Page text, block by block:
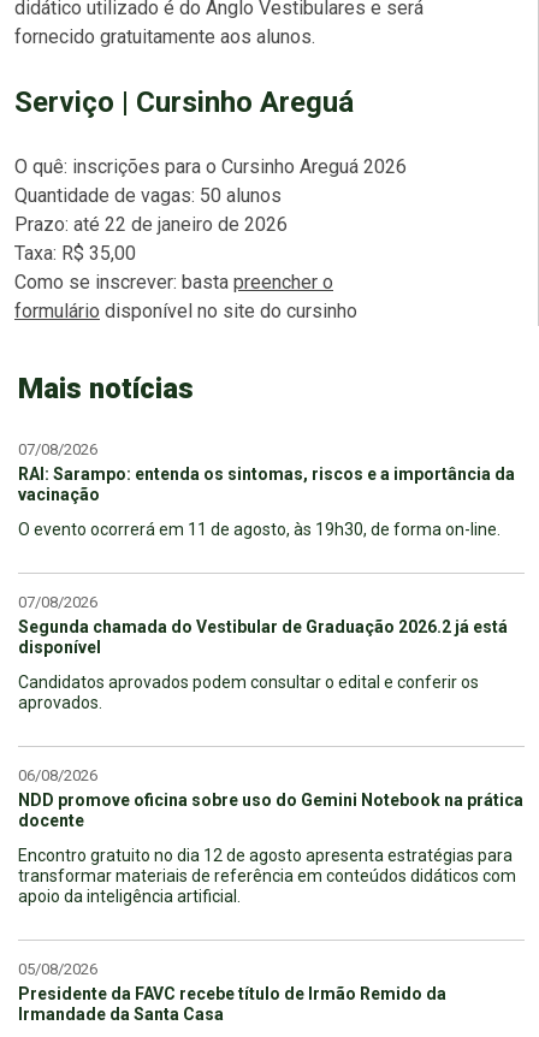
didático utilizado é do Anglo Vestibulares e será
fornecido gratuitamente aos alunos.
Serviço | Cursinho Areguá
O quê: inscrições para o Cursinho Areguá 2026
Quantidade de vagas: 50 alunos
Prazo: até 22 de janeiro de 2026
Taxa: R$ 35,00
Como se inscrever: basta preencher o
formulário disponível no site do cursinho
Mais notícias
07/08/2026
RAI: Sarampo: entenda os sintomas, riscos e a importância da
vacinação
O evento ocorrerá em 11 de agosto, às 19h30, de forma on-line.
07/08/2026
Segunda chamada do Vestibular de Graduação 2026.2 já está
disponível
Candidatos aprovados podem consultar o edital e conferir os
aprovados.
06/08/2026
NDD promove oficina sobre uso do Gemini Notebook na prática
docente
Encontro gratuito no dia 12 de agosto apresenta estratégias para
transformar materiais de referência em conteúdos didáticos com
apoio da inteligência artificial.
05/08/2026
Presidente da FAVC recebe título de Irmão Remido da
Irmandade da Santa Casa